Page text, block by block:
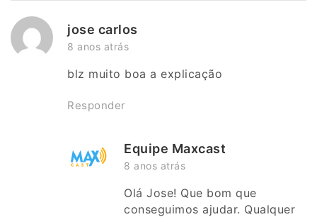
jose carlos
8 anos atrás
blz muito boa a explicação
Responder
Equipe Maxcast
8 anos atrás
Olá Jose! Que bom que
conseguimos ajudar. Qualquer